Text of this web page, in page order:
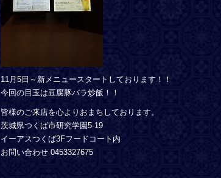
11月5日～新メニュースタートしております！！
今回の目玉は豆腐豚バラ炒飯！！
皆様のご来店を心よりおまちしております。
茨城県つくば市研究学園5-19
イーアスつくば3Fフードコート内
お問い合わせ 0453327675